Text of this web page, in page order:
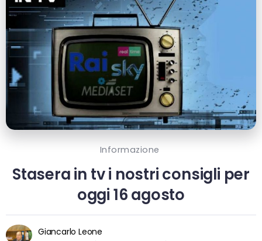
Informazione
Stasera in tv i nostri consigli per
oggi 16 agosto
Giancarlo Leone